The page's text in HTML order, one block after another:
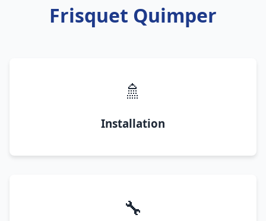
Frisquet Quimper
🚿
Installation
🔧